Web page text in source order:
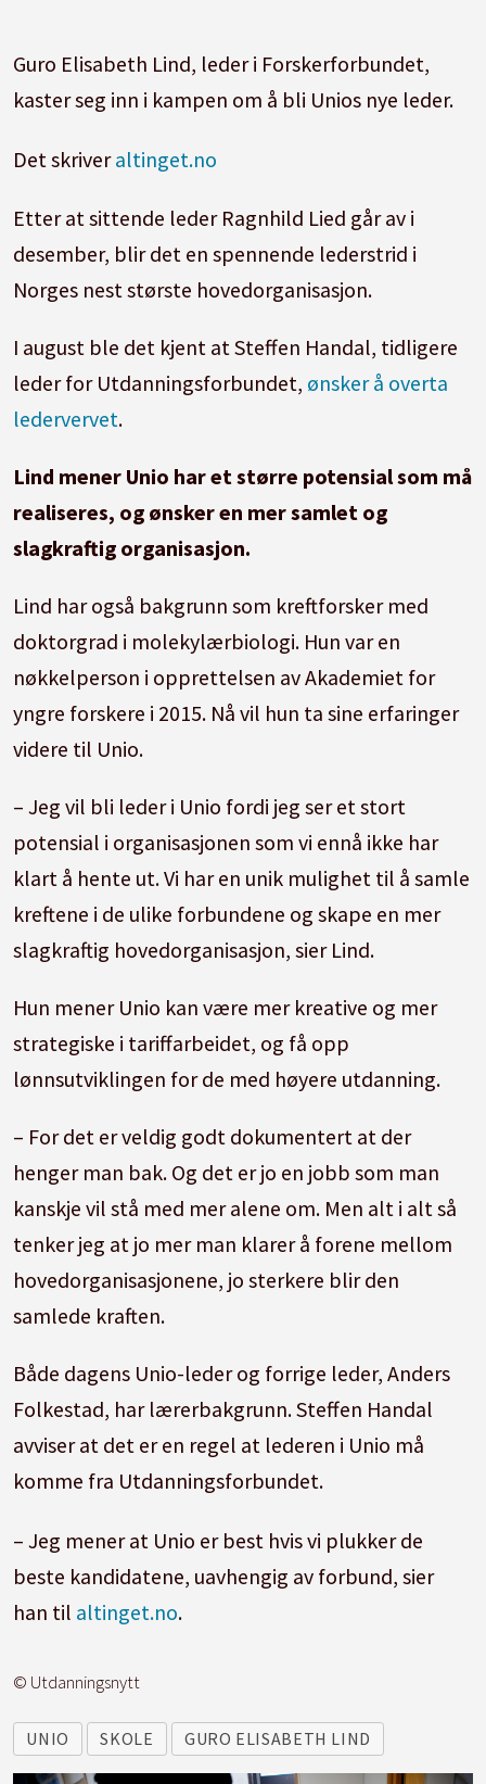
Guro Elisabeth Lind, leder i Forskerforbundet,
kaster seg inn i kampen om å bli Unios nye leder.
Det skriveraltinget.no
Etter at sittende leder Ragnhild Lied går av i
desember, blir det en spennende lederstrid i
Norges nest største hovedorganisasjon.
I august ble det kjent at Steffen Handal, tidligere
leder for Utdanningsforbundet, ønsker å overta
ledervervet.
Lind mener Unio har et større potensial som må
realiseres, og ønsker en mer samlet og
slagkraftig organisasjon.
Lind har også bakgrunn som kreftforsker med
doktorgrad i molekylærbiologi. Hun var en
nøkkelperson i opprettelsen av Akademiet for
yngre forskere i 2015. Nå vil hun ta sine erfaringer
videre til Unio.
– Jeg vil bli leder i Unio fordi jeg ser et stort
potensial i organisasjonen som vi ennå ikke har
klart å hente ut. Vi har en unik mulighet til å samle
kreftene i de ulike forbundene og skape en mer
slagkraftig hovedorganisasjon, sier Lind.
Hun mener Unio kan være mer kreative og mer
strategiske i tariffarbeidet, og få opp
lønnsutviklingen for de med høyere utdanning.
– For det er veldig godt dokumentert at der
henger man bak. Og det er jo en jobb som man
kanskje vil stå med mer alene om. Men alt i alt så
tenker jeg at jo mer man klarer å forene mellom
hovedorganisasjonene, jo sterkere blir den
samlede kraften.
Både dagens Unio-leder og forrige leder, Anders
Folkestad, har lærerbakgrunn. Steffen Handal
avviser at det er en regel at lederen i Unio må
komme fra Utdanningsforbundet.
– Jeg mener at Unio er best hvis vi plukker de
beste kandidatene, uavhengig av forbund, sier
han til altinget.no.
© Utdanningsnytt
UNIO SKOLE GURO ELISABETH LIND